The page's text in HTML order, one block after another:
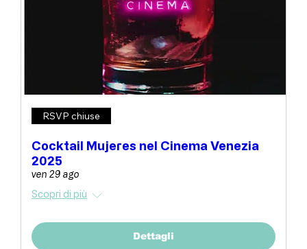
RSVP chiuse
Cocktail Mujeres nel Cinema Venezia
2025
ven 29 ago
Scopri di più
Dettagli